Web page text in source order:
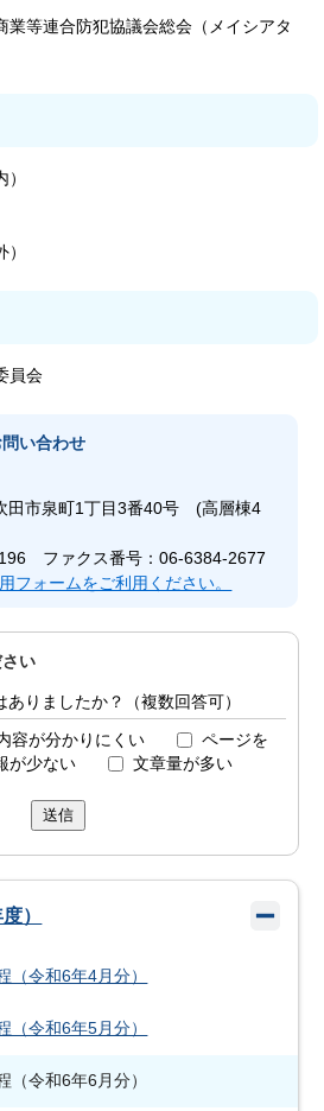
等連合防犯協議会総会（メイシアタ
員会
問い合わせ
市泉町1丁目3番40号 (高層棟4
ファクス番号：06-6384-2677
フォームをご利用ください。
い
りましたか？（複数回答可）
容が分かりにくい
ページを
が少ない 文章量が多い
送信
）
（令和6年4月分）
（令和6年5月分）
（令和6年6月分）